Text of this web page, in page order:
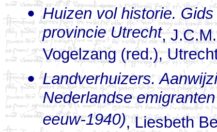
Huizen vol historie.
provincie Utrecht,
Vogelzang (red.),
Landverhuizers.
Nederlandse
eeuw-1940), Liesbeth